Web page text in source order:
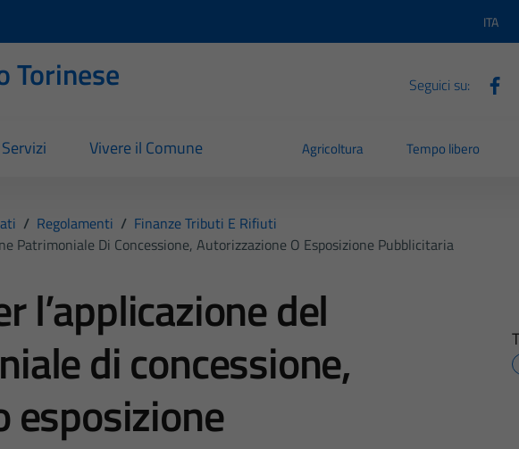
ITA
Torinese Seguici su:
Servizi Vivere il Comune Agricoltura Tempo libero
/ Regolamenti / Finanze Tributi E Rifiuti
Patrimoniale Di Concessione, Autorizzazione O Esposizione Pubblicitaria
l’applicazione del
di concessione,
esposizione